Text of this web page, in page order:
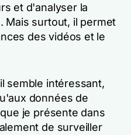
et d'analyser la
Mais surtout, il permet
des vidéos et le
semble intéressant,
données de
je présente dans
de surveiller